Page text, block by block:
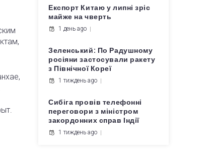
Експорт Китаю у липні зріс
майже на чверть
1 день ago
Зеленський: По Радушному
росіяни застосували ракету
з Північної Кореї
1 тиждень ago
Сибіга провів телефонні
переговори з міністром
закордонних справ Індії
1 тиждень ago